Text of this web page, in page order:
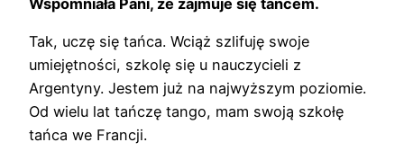
Wspomniała Pani, że zajmuje się tańcem.
Tak, uczę się tańca. Wciąż szlifuję swoje
umiejętności, szkolę się u nauczycieli z
Argentyny. Jestem już na najwyższym poziomie.
Od wielu lat tańczę tango, mam swoją szkołę
tańca we Francji.